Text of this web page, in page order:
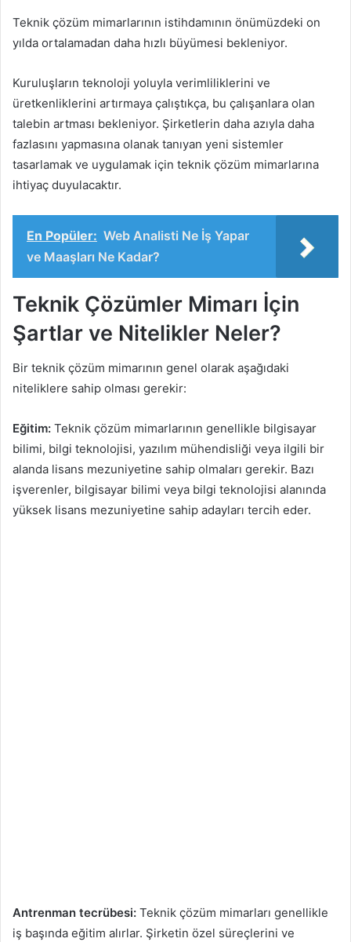
Teknik çözüm mimarlarının istihdamının önümüzdeki on
yılda ortalamadan daha hızlı büyümesi bekleniyor.
Kuruluşların teknoloji yoluyla verimliliklerini ve
üretkenliklerini artırmaya çalıştıkça, bu çalışanlara olan
talebin artması bekleniyor. Şirketlerin daha azıyla daha
fazlasını yapmasına olanak tanıyan yeni sistemler
tasarlamak ve uygulamak için teknik çözüm mimarlarına
ihtiyaç duyulacaktır.
En Popüler: Web Analisti Ne İş Yapar
ve Maaşları Ne Kadar?
Teknik Çözümler Mimarı İçin
Şartlar ve Nitelikler Neler?
Bir teknik çözüm mimarının genel olarak aşağıdaki
niteliklere sahip olması gerekir:
Eğitim: Teknik çözüm mimarlarının genellikle bilgisayar
bilimi, bilgi teknolojisi, yazılım mühendisliği veya ilgili bir
alanda lisans mezuniyetine sahip olmaları gerekir. Bazı
işverenler, bilgisayar bilimi veya bilgi teknolojisi alanında
yüksek lisans mezuniyetine sahip adayları tercih eder.
Antrenman tecrübesi: Teknik çözüm mimarları genellikle
iş başında eğitim alırlar. Şirketin özel süreçlerini ve